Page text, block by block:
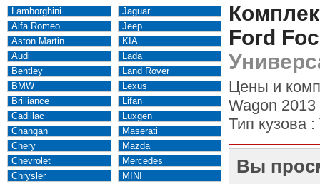
Lamborghini
Alfa Romeo
Aston Martin
Audi
Bentley
BMW
Brilliance
Cadillac
Changan
Chery
Chevrolet
Chrysler
Jaguar
Jeep
KIA
Lada
Land Rover
Lexus
Lifan
Luxgen
Maserati
Mazda
Mercedes
MINI
Ford
Цены и
Wagon 2013
Тип кузова :
Вы